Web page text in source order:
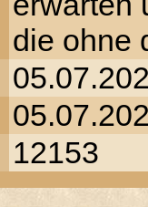
die ohne
12153